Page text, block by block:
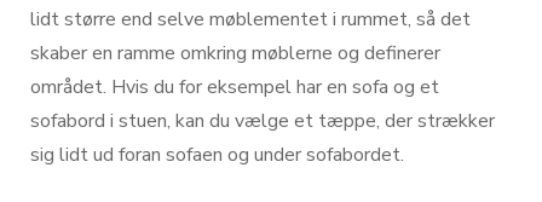
lidt større end selve møblementet i rummet, så det
skaber en ramme omkring møblerne og definerer
området. Hvis du for eksempel har en sofa og et
sofabord i stuen, kan du vælge et tæppe, der strækker
sig lidt ud foran sofaen og under sofabordet.